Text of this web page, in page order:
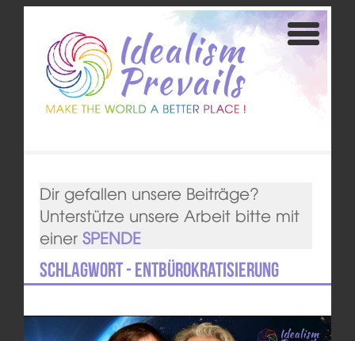
Dir gefallen unsere Beiträge?
Unterstütze unsere Arbeit bitte mit
einer SPENDE
Schlagwort - Entbürokratisierung